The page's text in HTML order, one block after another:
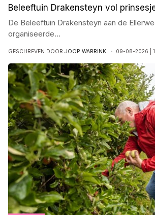
Beleeftuin Drakensteyn vol
De Beleeftuin Drakensteyn aan de
organiseerde...
GESCHREVEN DOOR JOOP WARRINK 09-08-2026 |